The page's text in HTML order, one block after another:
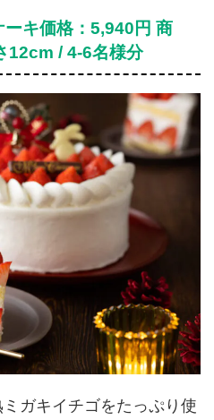
キ価格：5,940円 商
12cm / 4-6名様分
ガキイチゴをたっぷり使